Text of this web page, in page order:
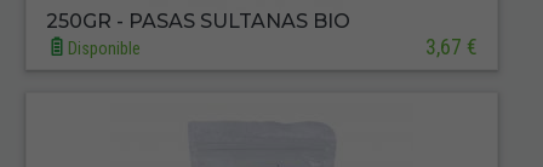
250GR - PASAS SULTANAS BIO
Disponible 3,67 €